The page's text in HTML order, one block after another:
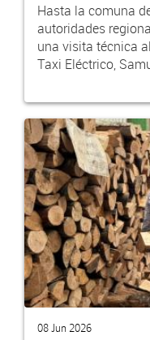
Hasta la comuna
autoridades
una visita técnica
Taxi Eléctrico,
08 Jun 2026